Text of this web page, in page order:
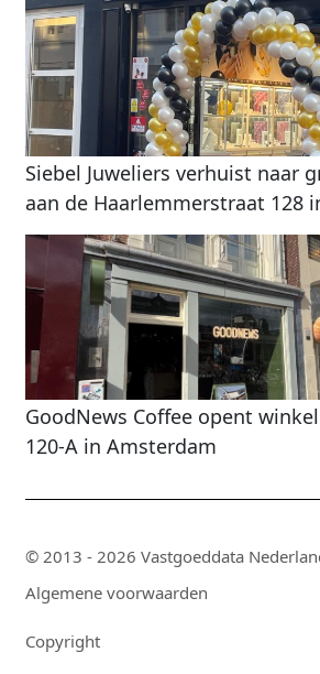
Siebel Juweliers verhuist naar
aan de Haarlemmerstraat 128
GoodNews Coffee opent
120-A in Amsterdam
© 2013 - 2026 Vastgoeddata
Algemene voorwaarden
Copyright